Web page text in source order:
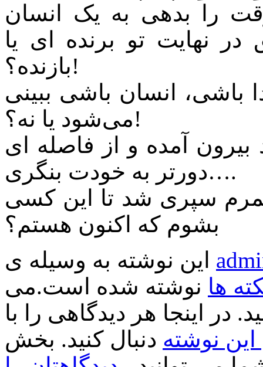
را بدهی به یک انسان
نهایت تو برنده ای یا
بازنده؟!
باشی، انسان باشی ببینی
می‌شود یا نه؟!
آمده و از فاصله ای
دورتر به خودت بنگری….
سپری شد تا این کسی
بشوم که اکنون هستم؟
ها نوشته شده است.می
در اینجا هر دیدگاهی را با
نوشته دنبال کنید. بخش